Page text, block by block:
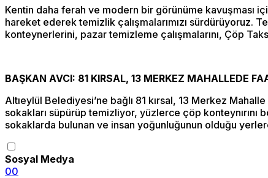
Kentin daha ferah ve modern bir görünüme kavuşması
hareket ederek temizlik çalışmalarımızı sürdürüyoruz.
konteynerlerini, pazar temizleme çalışmalarını, Çöp
BAŞKAN AVCI: 81 KIRSAL, 13 MERKEZ MAHALLEDE
Altıeylül Belediyesi’ne bağlı 81 kırsal, 13 Merkez
sokakları süpürüp temizliyor, yüzlerce çöp
sokaklarda bulunan ve insan yoğunluğunun olduğu
Sosyal Medya
00